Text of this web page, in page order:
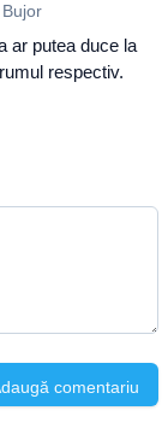
Bujor
ar putea duce la
respectiv.
comentariu